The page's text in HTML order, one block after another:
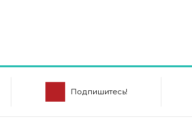
Подпишитесь!